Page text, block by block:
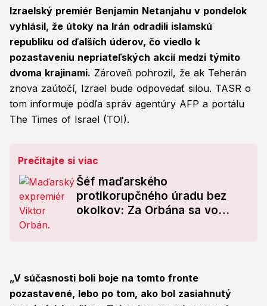
Izraelský premiér Benjamin Netanjahu v pondelok
vyhlásil, že útoky na Irán odradili islamskú
republiku od ďalších úderov, čo viedlo k
pozastaveniu nepriateľských akcií medzi týmito
dvoma krajinami. Zároveň pohrozil, že ak Teherán
znova zaútočí, Izrael bude odpovedať silou. TASR o
tom informuje podľa správ agentúry AFP a portálu
The Times of Israel (TOI).
Prečítajte si viac
Šéf maďarského
protikorupčného úradu bez
okolkov: Za Orbána sa vo
„V súčasnosti boli boje na tomto fronte
pozastavené, lebo po tom, ako bol zasiahnutý